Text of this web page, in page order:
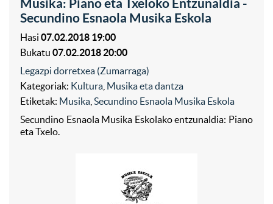
Musika: Piano eta Txeloko Entzunaldia -
Secundino Esnaola Musika Eskola
Hasi 07.02.2018 19:00
Bukatu 07.02.2018 20:00
Legazpi dorretxea (Zumarraga)
Kategoriak: Kultura Musika eta dantza
Etiketak: Musika Secundino Esnaola Musika Eskola
Secundino Esnaola Musika Eskolako entzunaldia: Piano
eta Txelo.